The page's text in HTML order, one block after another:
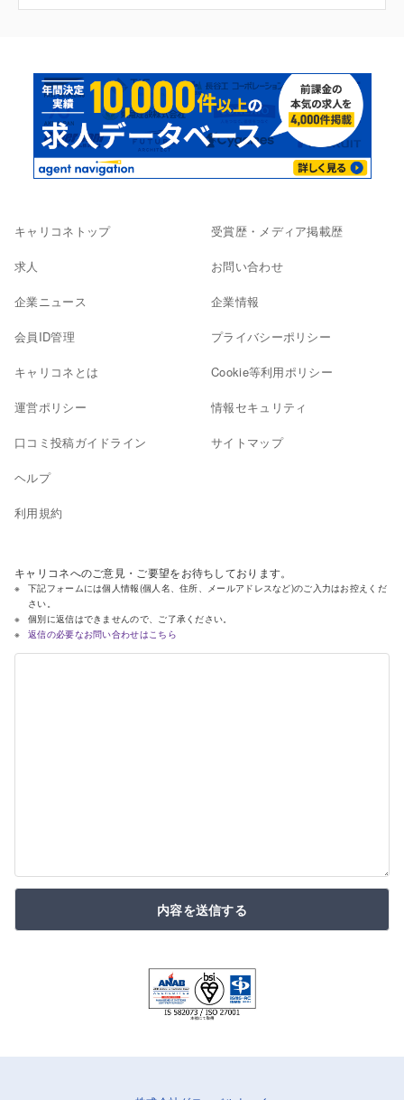
キャリコネトップ
求人
企業ニュース
会員ID管理
キャリコネとは
運営ポリシー
口コミ投稿ガイドライン
ヘルプ
利用規約
受賞歴・メディア掲載歴
お問い合わせ
企業情報
プライバシーポリシー
Cookie等利用ポリシー
情報セキュリティ
サイトマップ
キャリコネへのご意見・ご要望をお待ちしております。
下記フォームには個人情報(個人名、住所、メールアドレスなど)のご入力はお控えくだ
さい。
個別に返信はできませんので、ご了承ください。
返信の必要なお問い合わせはこちら
内容を送信する